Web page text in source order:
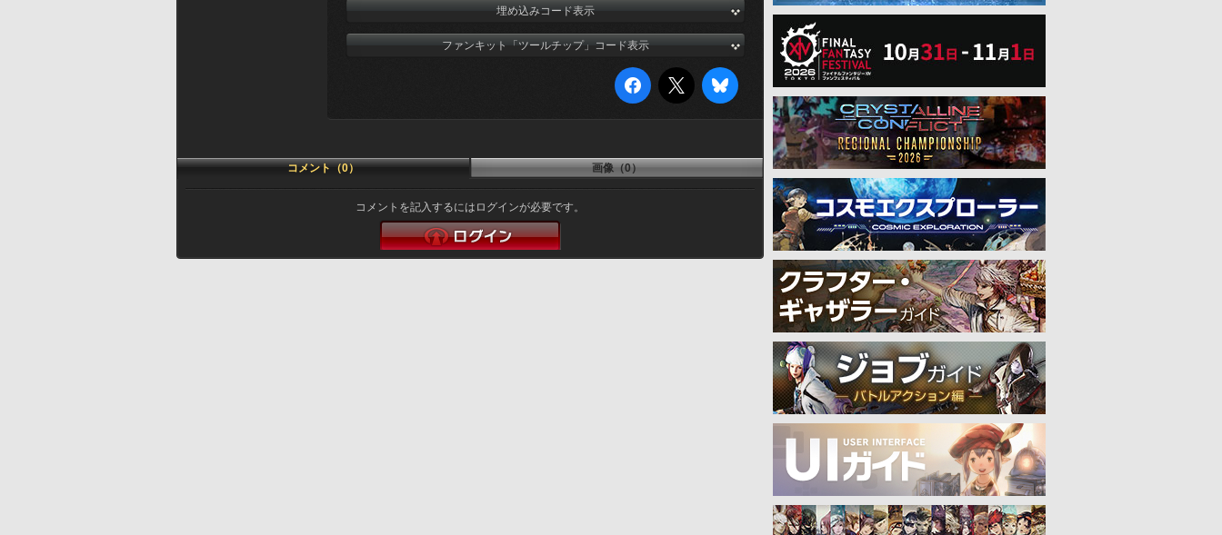
埋め込みコード表示
ファンキット「ツールチップ」コード表示
コメント（0） 画像（0）
コメントを記入するにはログインが必要です。